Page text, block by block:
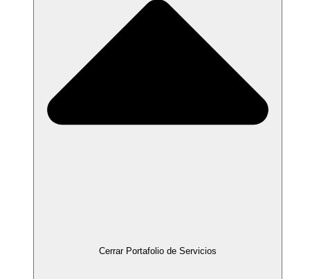
Cerrar Portafolio de Servicios